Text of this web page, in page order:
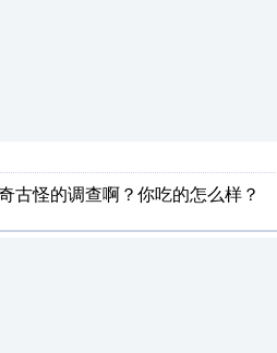
古怪的调查啊？你吃的怎么样？